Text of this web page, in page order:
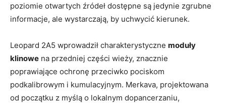
poziomie otwartych źródeł dostępne są jedynie zgrubne
informacje, ale wystarczają, by uchwycić kierunek.
Leopard 2A5 wprowadził charakterystyczne moduły
klinowe na przedniej części wieży, znacznie
poprawiające ochronę przeciwko pociskom
podkalibrowym i kumulacyjnym. Merkava, projektowana
od początku z myślą o lokalnym dopancerzaniu,